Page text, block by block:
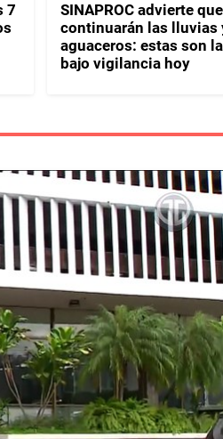
7
SINAPROC advierte que
continuarán las lluvias
aguaceros: estas son
bajo vigilancia hoy